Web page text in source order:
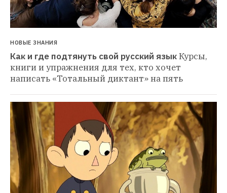
НОВЫЕ ЗНАНИЯ
Как и где подтянуть свой русский языкКурсы,
книги и упражнения для тех, кто хочет
написать «Тотальный диктант» на пять